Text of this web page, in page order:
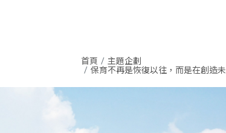
首頁
主題企劃
保育不再是恢復以往，而是在創造